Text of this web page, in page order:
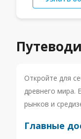
Откройте для
древнего мира.
рынков и
Главные